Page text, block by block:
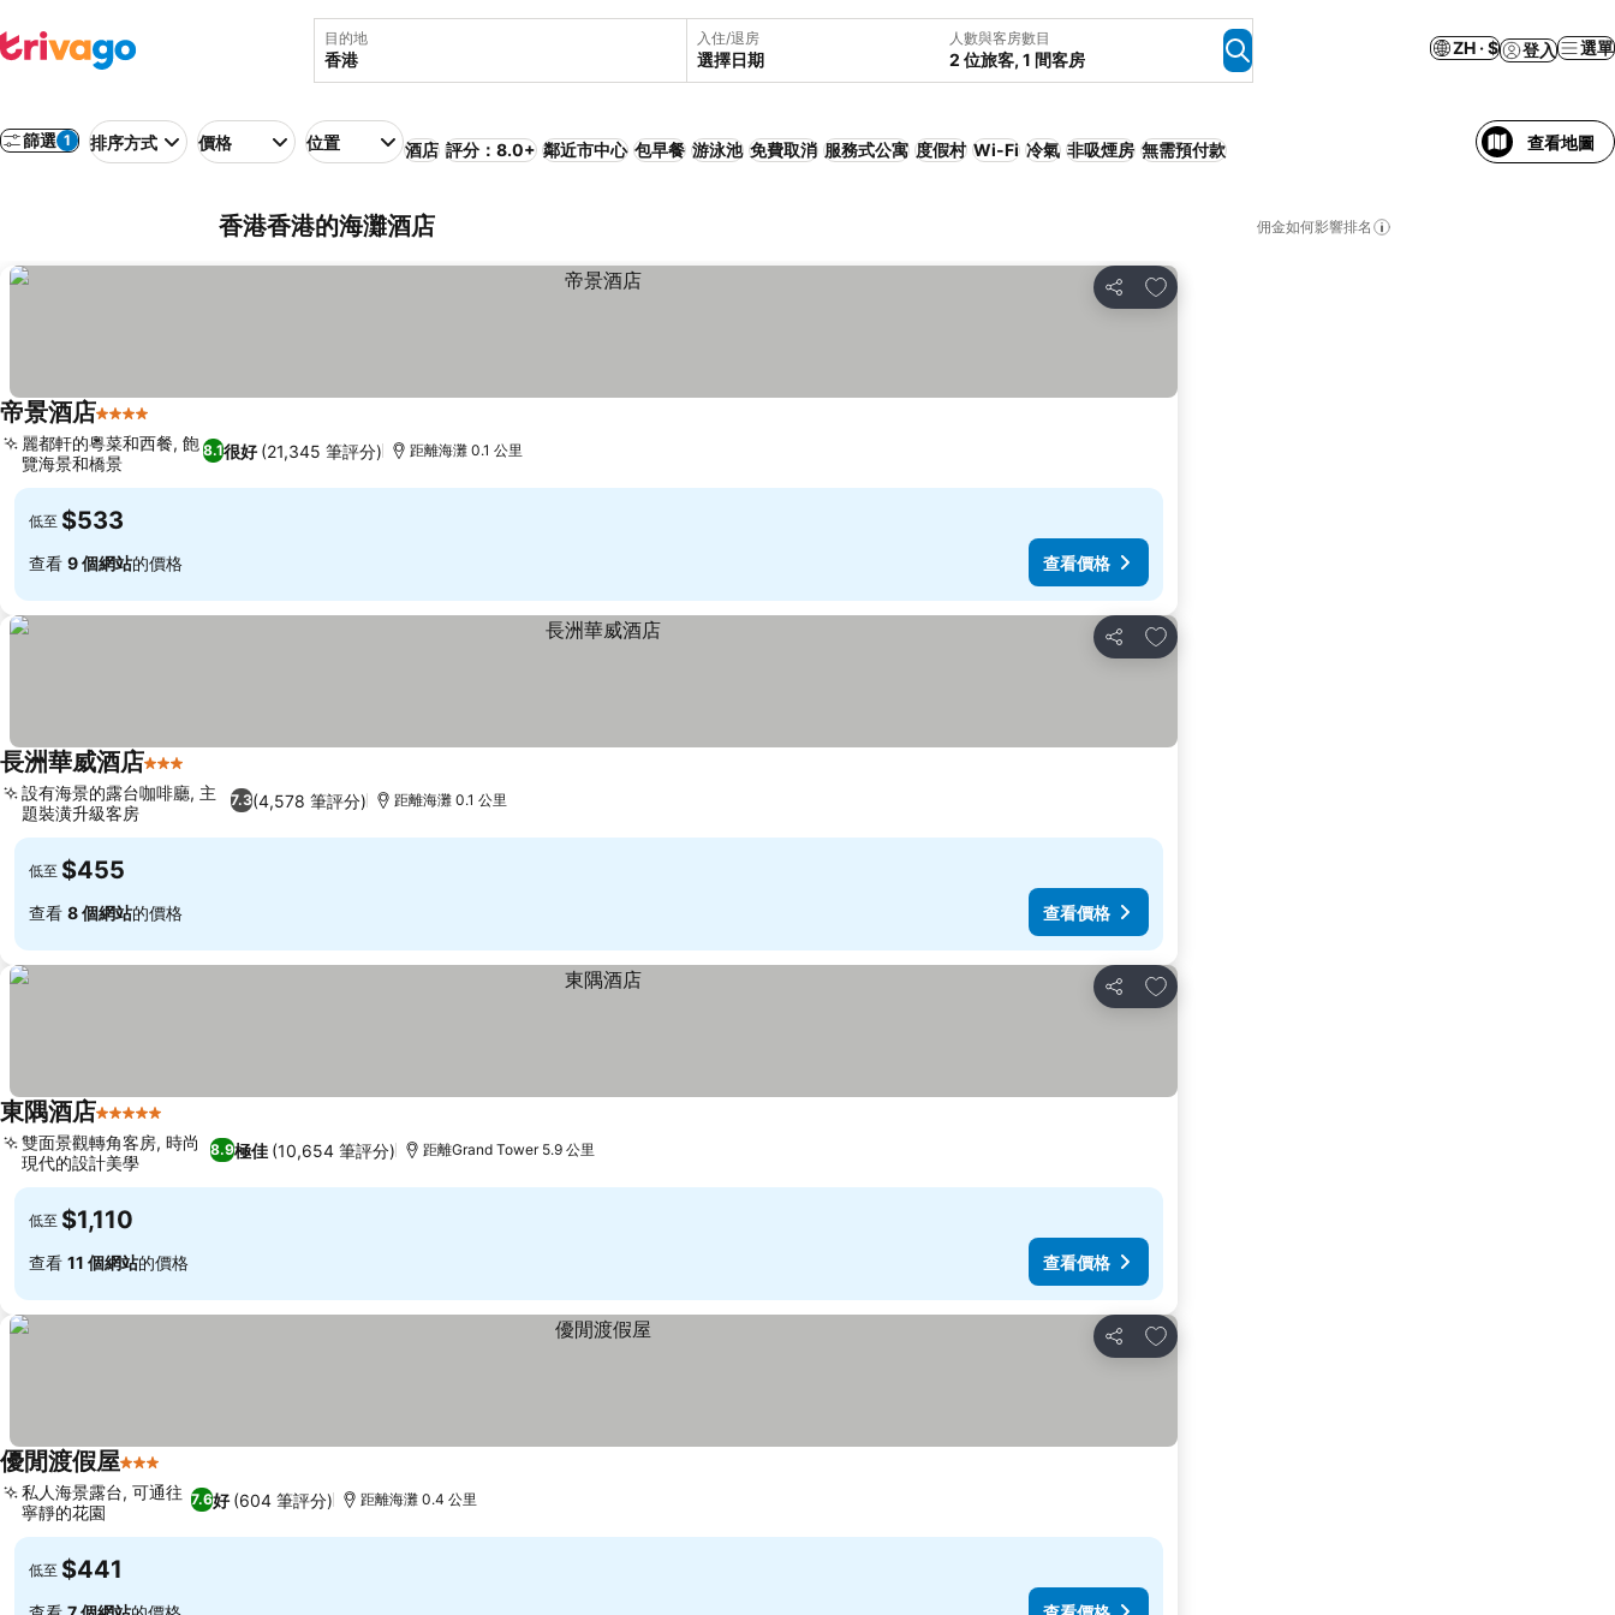
目的地 入住/退房
選擇日期
人數與客房數目
2 位旅客, 1 間客房
ZH · $ 登入 選單
篩選 1 排序方式 價格 位置 酒店 評分：8.0+ 鄰近市中心 包早餐 游泳池 免費取消 服務式公寓 度假村 Wi-Fi 冷氣 非吸煙房 無需預付款 查看地圖
香港香港的海灘酒店 佣金如何影響排名
分享
放到收藏夾
帝景酒店4 星級
8.1很好 (21,345 筆評分)
麗都軒的粵菜和西餐, 飽
覽海景和橋景
距離海灘 0.1 公里
低至 $533
查看 9 個網站的價格 查看價格
分享
放到收藏夾
長洲華威酒店3 星級
7.3(4,578 筆評分)
設有海景的露台咖啡廳, 主
題裝潢升級客房
距離海灘 0.1 公里
低至 $455
查看 8 個網站的價格 查看價格
分享
放到收藏夾
東隅酒店5 星級
8.9極佳 (10,654 筆評分)
雙面景觀轉角客房, 時尚
現代的設計美學
距離Grand Tower 5.9 公里
低至 $1,110
查看 11 個網站的價格 查看價格
分享
放到收藏夾
優閒渡假屋3 星級
7.6好 (604 筆評分)
私人海景露台, 可通往
寧靜的花園
距離海灘 0.4 公里
低至 $441